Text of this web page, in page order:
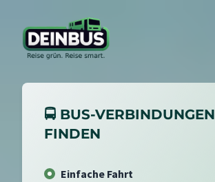
🚍 BUS-VERBINDUNGEN
FINDEN
Einfache Fahrt